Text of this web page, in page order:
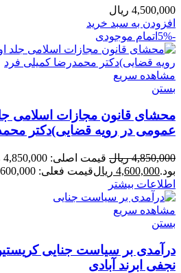
4,500,000 ریال
افزودن به سبد خرید
-5%
اتمام موجودی
مشاهده سریع
بستن
محشای قانون مجازات اسلامی
عمومی در رویه قضایی)دکتر
4,850,000 ریال
بود.4,600,000 ریالقیمت فعلی: 4,600,000 ریال.
اطلاعات بیشتر
مشاهده سریع
بستن
درآمدی بر سیاست جنایی
نجفی ابرند آبادی